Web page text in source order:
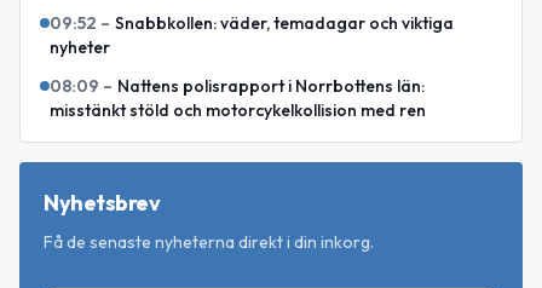
09:52 – Snabbkollen: väder, temadagar och viktiga
nyheter
08:09 – Nattens polisrapport i Norrbottens län:
misstänkt stöld och motorcykelkollision med ren
Nyhetsbrev
Få de senaste nyheterna direkt i din inkorg.